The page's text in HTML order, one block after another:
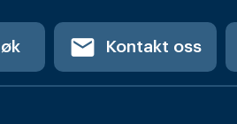
email Kontakt oss